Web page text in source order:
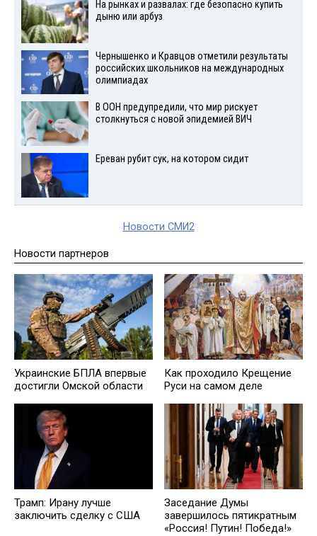
На рынках и развалах: где безопасно купить
дыню или арбуз
Чернышенко и Кравцов отметили результаты
российских школьников на международных
олимпиадах
В ООН предупредили, что мир рискует
столкнуться с новой эпидемией ВИЧ
Ереван рубит сук, на котором сидит
Новости СМИ2
Новости партнеров
Украинские БПЛА впервые
достигли Омской области
Как проходило Крещение
Руси на самом деле
Трамп: Ирану лучше
заключить сделку с США
Заседание Думы
завершилось пятикратным
«Россия! Путин! Победа!»